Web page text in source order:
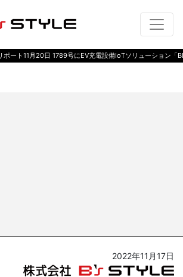
ポート11月20日 1789号にEV充電設備IoTソリューション「
2022年11月17日